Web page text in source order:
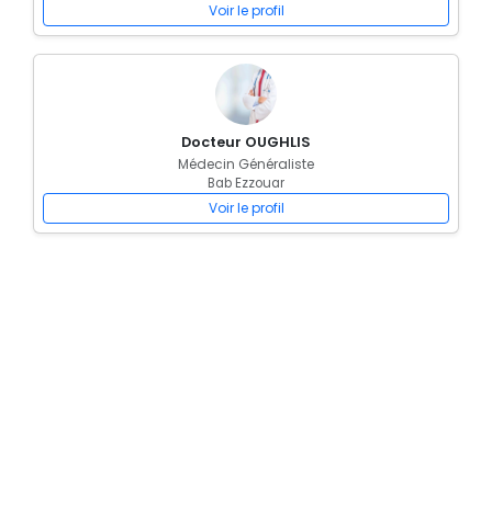
Voir le profil
Docteur OUGHLIS
Médecin Généraliste
Bab Ezzouar
Voir le profil